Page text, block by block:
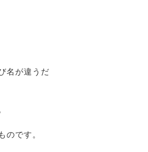
名が違うだ
のです。